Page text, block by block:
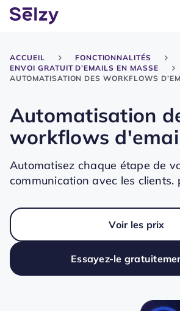
ACCUEIL
FONCTIONNALITÉS
ENVOI GRATUIT D’EMAILS EN MASSE
AUTOMATISATION DES WORKFLOWS
Automatisation
workflows
Automatisez chaque étape de
communication avec les clients.
Essayez-le
Voir les prix